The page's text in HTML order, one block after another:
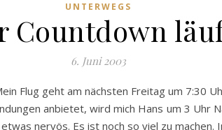
UNTERWEGS
Countdown
6. Juni 2003
Flug geht am nächsten Freitag um 7:30
anbietet, wird mich Hans um 3 Uhr
nervös. Es ist noch so viel zu machen.